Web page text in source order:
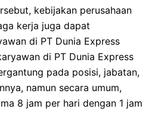
kebijakan perusahaan
kerja juga dapat
di PT Dunia Express
di PT Dunia Express
pada posisi, jabatan,
namun secara umum,
8 jam per hari dengan 1 jam